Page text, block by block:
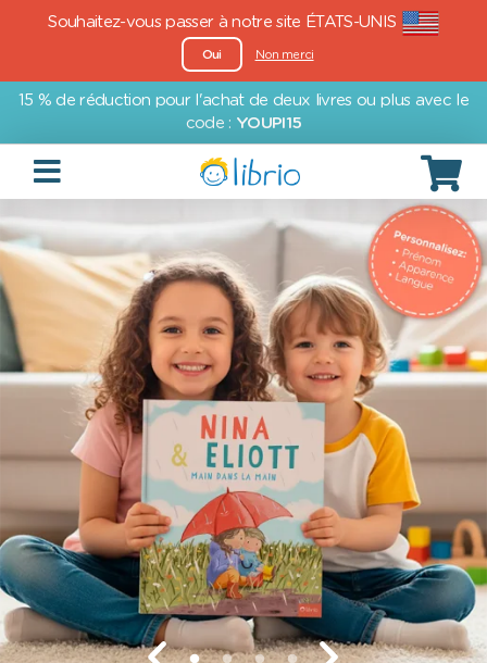
Souhaitez-vous passer à notre site ÉTATS-UNIS
Oui Non merci
15 % de réduction pour l'achat de deux livres ou plus avec le
code : YOUPI15